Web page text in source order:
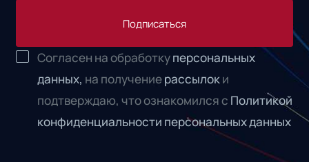
Подписаться
Согласен на обработкуперсональных
данных, на получениерассылоки
подтверждаю, что ознакомился с Политикой
конфиденциальности персональных данных